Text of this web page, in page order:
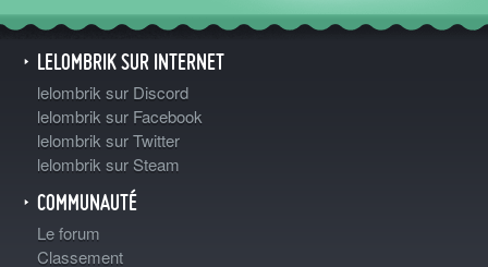
LELOMBRIK SUR INTERNET
lelombrik sur Discord
lelombrik sur Facebook
lelombrik sur Twitter
lelombrik sur Steam
COMMUNAUTÉ
Le forum
Classement